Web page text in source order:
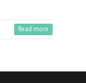
Read more